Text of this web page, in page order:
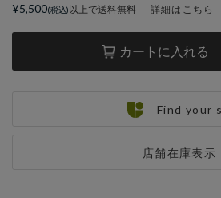
カートに入れる
店舗在庫表示
¥5,500 以上で送料無料 詳細はこちら
Find your